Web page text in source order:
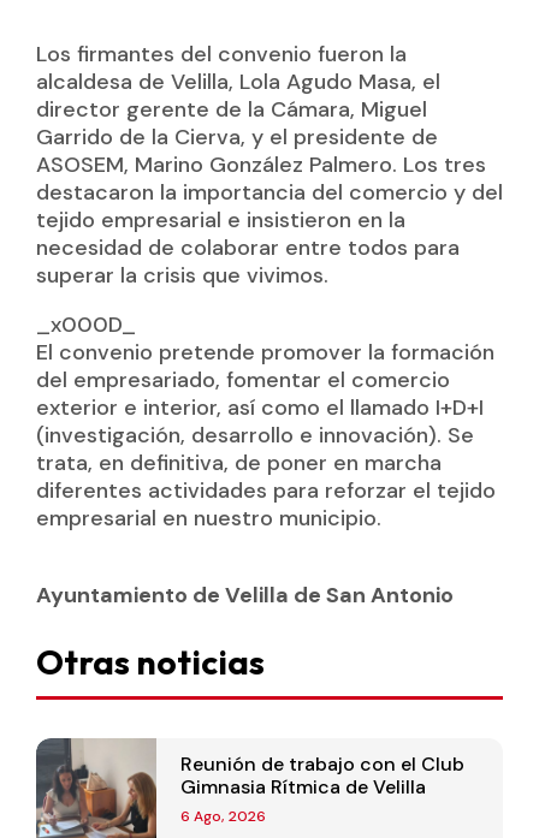
Los firmantes del convenio fueron la
alcaldesa de Velilla, Lola Agudo Masa, el
director gerente de la Cámara, Miguel
Garrido de la Cierva, y el presidente de
ASOSEM, Marino González Palmero. Los tres
destacaron la importancia del comercio y del
tejido empresarial e insistieron en la
necesidad de colaborar entre todos para
superar la crisis que vivimos.
_x000D_
El convenio pretende promover la formación
del empresariado, fomentar el comercio
exterior e interior, así como el llamado I+D+I
(investigación, desarrollo e innovación). Se
trata, en definitiva, de poner en marcha
diferentes actividades para reforzar el tejido
empresarial en nuestro municipio.
Ayuntamiento de Velilla de San Antonio
Otras noticias
Reunión de trabajo con el Club
Gimnasia Rítmica de Velilla
6 Ago, 2026